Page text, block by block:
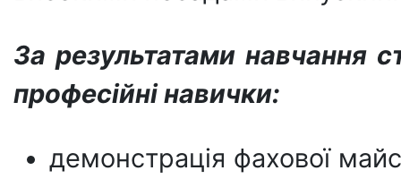
За результатами навчання
професійні навички:
демонстрація фахової